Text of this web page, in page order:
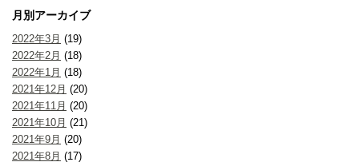
月別アーカイブ
2022年3月 (19)
2022年2月 (18)
2022年1月 (18)
2021年12月 (20)
2021年11月 (20)
2021年10月 (21)
2021年9月 (20)
2021年8月 (17)